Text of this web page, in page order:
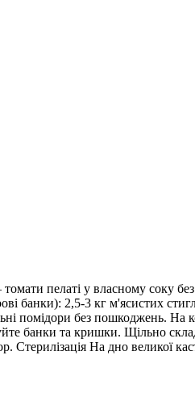
пелаті у власному соку без
банки): 2,5-3 кг м'ясистих
помідори без пошкоджень. На
банки та кришки. Щільно
На дно великої